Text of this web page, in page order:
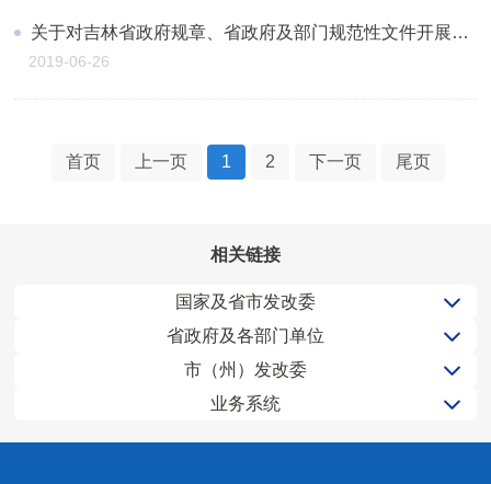
关于对吉林省政府规章、省政府及部门规范性文件开展专项清理工作情况的报告
2019-06-26
首页 上一页 1 2 下一页 尾页
相关链接
国家及省市发改委
省政府及各部门单位
市（州）发改委
业务系统